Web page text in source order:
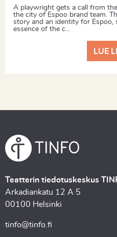
A playwright gets a call from
the city of Espoo brand team.
story and an identity for
essence of the c...
LUE
Teatterin tiedotuskeskus
Arkadiankatu 12 A 5
00100 Helsinki
tinfo@tinfo.fi